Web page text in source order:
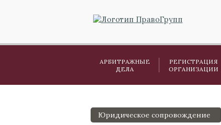
АРБИТРАЖНЫЕ
ДЕЛА
РЕГИСТРАЦИЯ
ОРГАНИЗАЦИИ
Юридическое сопровождение